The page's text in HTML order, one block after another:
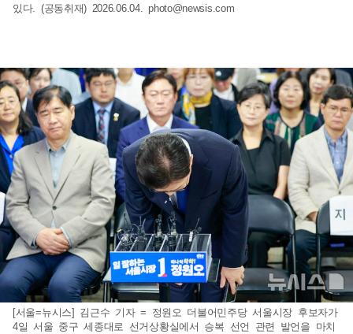
있다. (공동취재) 2026.06.04.photo@newsis.com
[서울=뉴시스] 김근수 기자 = 정원오 더불어민주당 서울시장 후보자가
4일 서울 중구 세종대로 선거상황실에서 승복 선언 관련 발언을 마치